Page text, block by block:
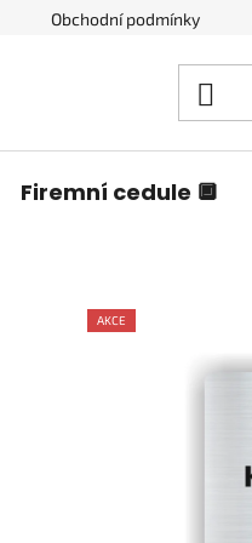
Obchodní podmínky
Firemní cedule 🔲
AKCE